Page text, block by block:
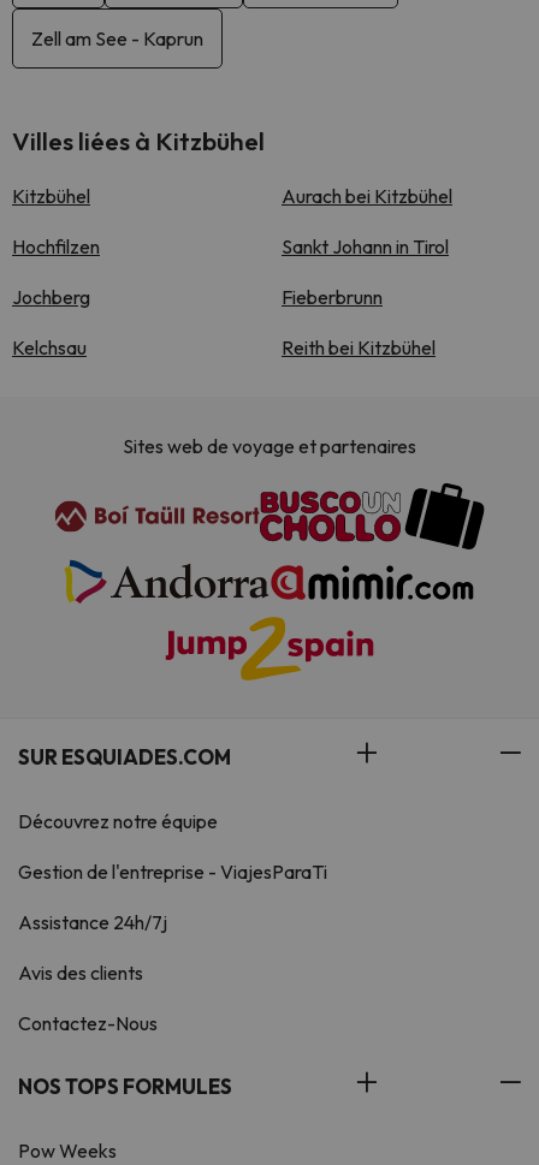
Zell am See - Kaprun
Villes liées à Kitzbühel
Kitzbühel Aurach bei Kitzbühel
Hochfilzen Sankt Johann in Tirol
Jochberg Fieberbrunn
Kelchsau Reith bei Kitzbühel
Sites web de voyage et partenaires
SUR ESQUIADES.COM
Découvrez notre équipe
Gestion de l'entreprise - ViajesParaTi
Assistance 24h/7j
Avis des clients
Contactez-Nous
NOS TOPS FORMULES
Pow Weeks